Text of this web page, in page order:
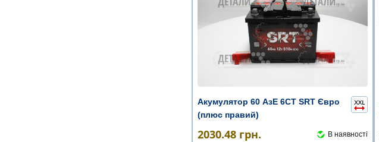
Акумулятор 60 АзЕ 6СТ SRT Євро
(плюс правий)
2030.48 грн. В наявності